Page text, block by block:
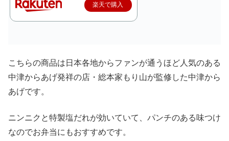
楽天で購入
こちらの商品は日本各地からファンが通うほど人気のある
中津からあげ発祥の店・総本家もり山が監修した中津から
あげです。
ニンニクと特製塩だれが効いていて、パンチのある味つけ
なのでお弁当にもおすすめです。